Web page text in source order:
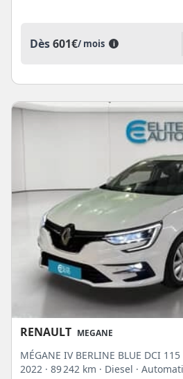
Dès601€/ mois i
RENAULT MEGANE
MÉGANE IV BERLINE BLUE DCI
2022 · 89 242 km · Diesel ·